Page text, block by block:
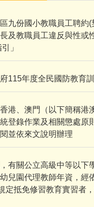
酒前酒後不開車』
民眾常因天冷而緊閉
當之燃氣熱水器等爐具
毒之危害風險，
加注意，以避免憾事發
正義，拒絕霸凌無畏
請尊重、關心、幫助
九份國小教職員工聘約
及教職員工違反與性或
」
115年度全民國防教育
港、澳門（以下簡稱港
登錄作業及相關懲處原
並依來文說明辦理
有關公立高級中等以下
兒園代理教師年資，經
定抵免修習教育實習者